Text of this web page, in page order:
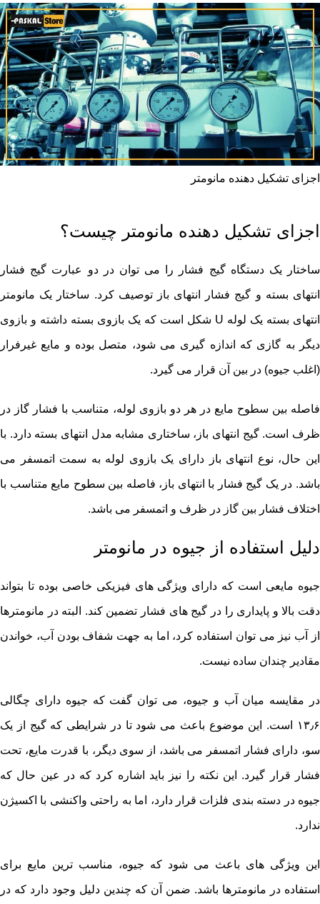
اجزای تشکیل دهنده مانومتر
اجزای تشکیل دهنده مانومتر چیست؟
ساختار یک دستگاه گیج فشار را می توان در دو عبارت گیج فشار
انتهای بسته و گیج فشار انتهای باز توصیف کرد. ساختار یک مانومتر
انتهای بسته یک لوله U شکل است که یک بازوی بسته داشته و بازوی
دیگر به گازی که اندازه گیری می شود، متصل بوده و مایع غیرفرار
(اغلب جیوه) در بین آن قرار می گیرد.
فاصله بین سطوح مایع در هر دو بازوی لوله، متناسب با فشار گاز در
ظرف است. گیج انتهای باز، ساختاری مشابه مدل انتهای بسته دارد. با
این حال، نوع انتهای باز دارای یک بازوی لوله به سمت اتمسفر می
باشد. در یک گیج فشار با انتهای باز، فاصله بین سطوح مایع متناسب با
اختلاف فشار بین گاز در ظرف و اتمسفر می باشد.
دلیل استفاده از جیوه در مانومتر
جیوه مایعی است که دارای ویژگی های فیزیکی خاصی بوده تا بتواند
دقت بالا و پایداری را در گیج های فشار تضمین کند. البته در مانومترها
از آب نیز می توان استفاده کرد، اما به جهت شفاف بودن آب، خواندن
مقادیر چندان ساده نیست.
در مقایسه میان آب و جیوه، می توان گفت که جیوه دارای چگالی
۱۳٫۶ است. این موضوع باعث می شود تا در شرایطی که گیج از یک
سو، دارای فشار اتمسفر می باشد، از سوی دیگر، با قدرت مایع، تحت
فشار قرار گیرد. این نکته را نیز باید اشاره کرد که در عین حال که
جیوه در دسته بندی فلزات قرار دارد، اما به راحتی واکنشی با اکسیژن
ندارد.
این ویژگی های باعث می شود که جیوه، مناسب ترین مایع برای
استفاده در مانومترها باشد. ضمن آن که چندین دلیل وجود دارد که در